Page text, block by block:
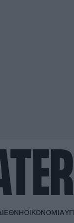
ΟΙΚΟΝΟΜΙΑ